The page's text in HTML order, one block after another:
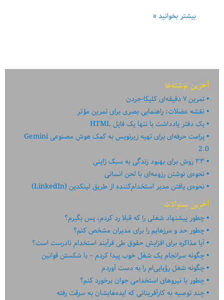
رادیو
بیشتر بخوانید »
آخرین نوشته‌ها
تمرین ۷ دقیقه‌ای کلیکا-جردن
نقشه عضلات: راهنمایی بصری برای تمرین مؤثر
یک دفتر یادداشت با تنها یک فایل HTML
پرامت حرفه‌ای برای تهیه زیرنویس به کمک هوش مصنوعی Gemini
2.0
۳۳ روش برای بهبود زندگی به سبک ژاپنی
نحوه‌ی نوشتن رزومه‌ای با لحن انسانی
نحوه‌ی یافتن مدیر استخدام‌کننده از طریق لینکدین (LinkedIn)
آخرین سئوالات
چطور پیشنهاد شغلی را که قبلا رد کردم، پس بگیرم؟
چطور حد و مرزهایم را برای مدیران مشخص کنم؟
آیا مذاکره برای افزایش حقوق طی فرآیند استخدام نادرست است؟
چگونه سرانجام یک شغل خوب پیدا کردم – با شکستن قوانین
چگونه شغل رؤیایی‌ام را به دست آوردم
چطور با نیروهای استخدامی جوان برخورد کنم؟
چند توصیه به کارآفرینانی که ایده‏‏‌‏‏‌هایشان به سرقت رفته